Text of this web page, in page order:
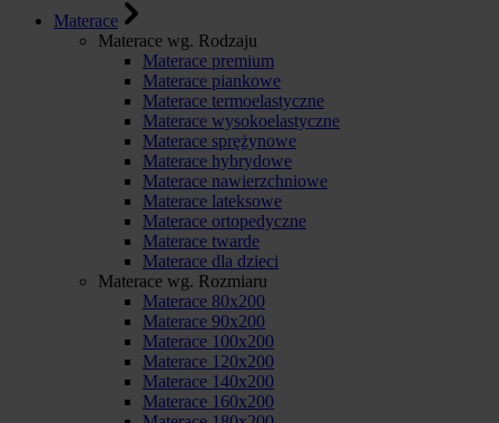
Materace
Materace wg. Rodzaju
Materace premium
Materace piankowe
Materace termoelastyczne
Materace wysokoelastyczne
Materace sprężynowe
Materace hybrydowe
Materace nawierzchniowe
Materace lateksowe
Materace ortopedyczne
Materace twarde
Materace dla dzieci
Materace wg. Rozmiaru
Materace 80x200
Materace 90x200
Materace 100x200
Materace 120x200
Materace 140x200
Materace 160x200